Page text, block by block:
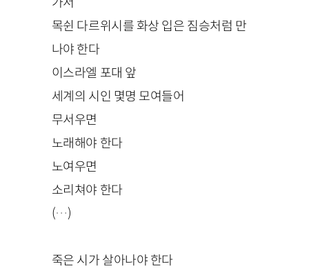
목쉰 다르위시를 화상 입은 짐승처럼 만
나야 한다
이스라엘 포대 앞
세계의 시인 몇명 모여들어
무서우면
노래해야 한다
노여우면
소리쳐야 한다
(…)
죽은 시가 살아나야 한다